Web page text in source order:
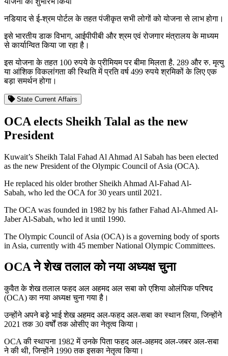
नडियाद से ई-श्रम पोर्टल के तहत पंजीकृत सभी लोगों को योजना से लाभ होगा।
इसे भारतीय डाक विभाग, आईपीपीबी और श्रम एवं रोजगार मंत्रालय के माध्यम
से कार्यान्वित किया जा रहा है।
इस योजना के तहत 100 रुपये के प्रीमियम पर बीमा मिलता है. 289 और रु. मृत्यु
या आंशिक विकलांगता की स्थिति में प्रति वर्ष 499 रुपये श्रमिकों के लिए एक
बड़ा समर्थन होगा।
State Current Affairs
OCA elects Sheikh Talal as the new
President
Kuwait’s Sheikh Talal Fahad Al Ahmad Al Sabah has been elected
as the new President of the Olympic Council of Asia (OCA).
He replaced his older brother Sheikh Ahmad Al-Fahad Al-
Sabah, who led the OCA for 30 years until 2021.
The OCA was founded in 1982 by his father Fahad Al-Ahmed Al-
Jaber Al-Sabah, who led it until 1990.
The Olympic Council of Asia (OCA) is a governing body of sports
in Asia, currently with 45 member National Olympic Committees.
OCA ने शेख तलाल को नया अध्यक्ष चुना
कुवैत के शेख तलाल फहद अल अहमद अल सबा को एशिया ओलंपिक परिषद
(OCA) का नया अध्यक्ष चुना गया है।
उन्होंने अपने बड़े भाई शेख अहमद अल-फहद अल-सबा का स्थान लिया, जिन्होंने
2021 तक 30 वर्षों तक ओसीए का नेतृत्व किया।
OCA की स्थापना 1982 में उनके पिता फहद अल-अहमद अल-जबर अल-सबा
ने की थी, जिन्होंने 1990 तक इसका नेतृत्व किया।